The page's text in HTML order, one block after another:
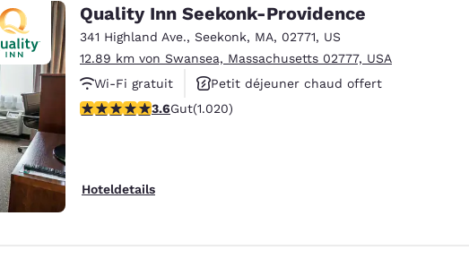
Français Español
Europa
Deutschland
Deutsch
Germany
Spain
English
Quality Inn Seekonk-Providence
341 Highland Ave., Seekonk, MA, 02771, US
12.89 km von Swansea, Massachusetts 02777, USA
Wi-Fi gratuit
Petit déjeuner chaud offert
Animaux acceptés
3.56-Sterne-Bewertung. Gut. 1020 Bewertungen
3.6Gut(1.020)
Hoteldetails